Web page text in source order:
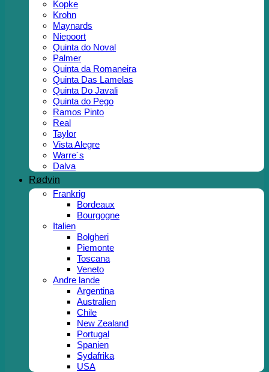
Kopke
Krohn
Maynards
Niepoort
Quinta do Noval
Palmer
Quinta da Romaneira
Quinta Das Lamelas
Quinta Do Javali
Quinta do Pego
Ramos Pinto
Real
Taylor
Vista Alegre
Warre´s
Dalva
Rødvin
Frankrig
Bordeaux
Bourgogne
Italien
Bolgheri
Piemonte
Toscana
Veneto
Andre lande
Argentina
Australien
Chile
New Zealand
Portugal
Spanien
Sydafrika
USA